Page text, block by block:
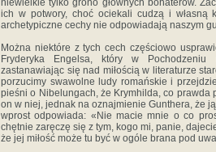
niewielkie tylko grono głównych bohaterów.
ich w potwory, choć ociekali cudzą i własną
archetypiczne cechy nie odpowiadają naszym
Można niektóre z tych cech częściowo
Fryderyka Engelsa, który w Pochodzeniu
zastanawiając się nad miłością w literaturze
porzucimy swawolne ludy romańskie i
pieśni o Nibelungach, że Krymhilda, co prawda
on w niej, jednak na oznajmienie Gunthera, że
wprost odpowiada: «Nie macie mnie o co
chętnie zaręczę się z tym, kogo mi, panie,
że jej miłość może tu być w ogóle brana pod